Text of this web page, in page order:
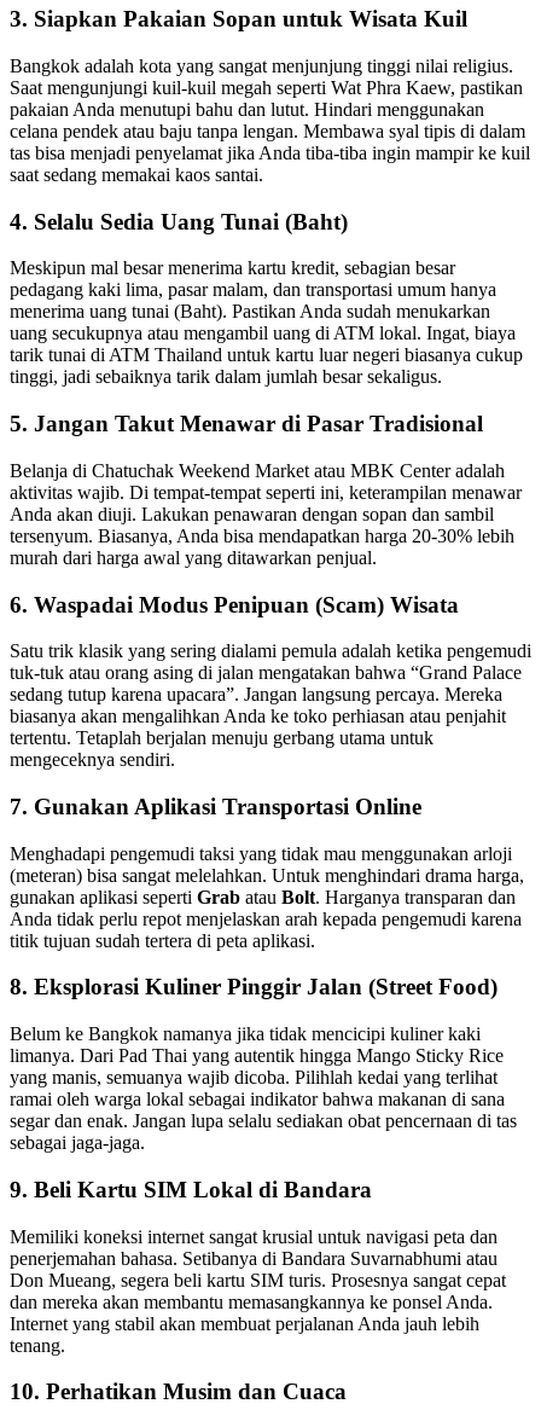
3. Siapkan Pakaian Sopan untuk Wisata Kuil
Bangkok adalah kota yang sangat menjunjung tinggi nilai religius.
Saat mengunjungi kuil-kuil megah seperti Wat Phra Kaew, pastikan
pakaian Anda menutupi bahu dan lutut. Hindari menggunakan
celana pendek atau baju tanpa lengan. Membawa syal tipis di dalam
tas bisa menjadi penyelamat jika Anda tiba-tiba ingin mampir ke kuil
saat sedang memakai kaos santai.
4. Selalu Sedia Uang Tunai (Baht)
Meskipun mal besar menerima kartu kredit, sebagian besar
pedagang kaki lima, pasar malam, dan transportasi umum hanya
menerima uang tunai (Baht). Pastikan Anda sudah menukarkan
uang secukupnya atau mengambil uang di ATM lokal. Ingat, biaya
tarik tunai di ATM Thailand untuk kartu luar negeri biasanya cukup
tinggi, jadi sebaiknya tarik dalam jumlah besar sekaligus.
5. Jangan Takut Menawar di Pasar Tradisional
Belanja di Chatuchak Weekend Market atau MBK Center adalah
aktivitas wajib. Di tempat-tempat seperti ini, keterampilan menawar
Anda akan diuji. Lakukan penawaran dengan sopan dan sambil
tersenyum. Biasanya, Anda bisa mendapatkan harga 20-30% lebih
murah dari harga awal yang ditawarkan penjual.
6. Waspadai Modus Penipuan (Scam) Wisata
Satu trik klasik yang sering dialami pemula adalah ketika pengemudi
tuk-tuk atau orang asing di jalan mengatakan bahwa “Grand Palace
sedang tutup karena upacara”. Jangan langsung percaya. Mereka
biasanya akan mengalihkan Anda ke toko perhiasan atau penjahit
tertentu. Tetaplah berjalan menuju gerbang utama untuk
mengeceknya sendiri.
7. Gunakan Aplikasi Transportasi Online
Menghadapi pengemudi taksi yang tidak mau menggunakan arloji
(meteran) bisa sangat melelahkan. Untuk menghindari drama harga,
gunakan aplikasi seperti Grab atau Bolt. Harganya transparan dan
Anda tidak perlu repot menjelaskan arah kepada pengemudi karena
titik tujuan sudah tertera di peta aplikasi.
8. Eksplorasi Kuliner Pinggir Jalan (Street Food)
Belum ke Bangkok namanya jika tidak mencicipi kuliner kaki
limanya. Dari Pad Thai yang autentik hingga Mango Sticky Rice
yang manis, semuanya wajib dicoba. Pilihlah kedai yang terlihat
ramai oleh warga lokal sebagai indikator bahwa makanan di sana
segar dan enak. Jangan lupa selalu sediakan obat pencernaan di tas
sebagai jaga-jaga.
9. Beli Kartu SIM Lokal di Bandara
Memiliki koneksi internet sangat krusial untuk navigasi peta dan
penerjemahan bahasa. Setibanya di Bandara Suvarnabhumi atau
Don Mueang, segera beli kartu SIM turis. Prosesnya sangat cepat
dan mereka akan membantu memasangkannya ke ponsel Anda.
Internet yang stabil akan membuat perjalanan Anda jauh lebih
tenang.
10. Perhatikan Musim dan Cuaca